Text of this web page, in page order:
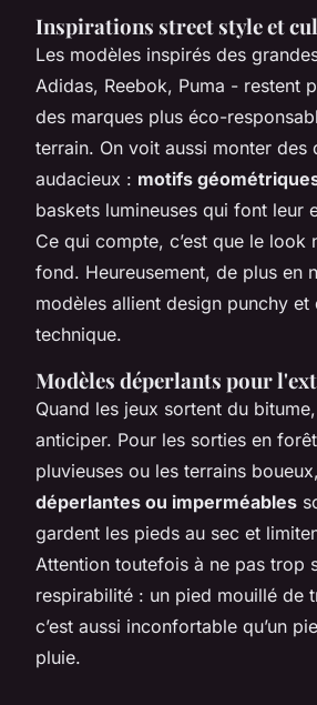
Inspirations street style et
Les modèles inspirés des
Adidas, Reebok, Puma - restent
des marques plus éco-
terrain. On voit aussi monter des
audacieux : motifs
baskets lumineuses qui font leur
Ce qui compte, c’est que le look
fond. Heureusement, de plus en
modèles allient design punchy et
technique.
Modèles déperlants pour
Quand les jeux sortent du
anticiper. Pour les sorties en
pluvieuses ou les terrains
déperlantes ou imperméables
gardent les pieds au sec et
Attention toutefois à ne pas trop
respirabilité : un pied mouillé de
c’est aussi inconfortable qu’un
pluie.